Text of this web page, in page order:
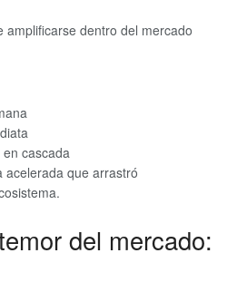
amplificarse dentro del mercado
cascada
acelerada que arrastró
del mercado: